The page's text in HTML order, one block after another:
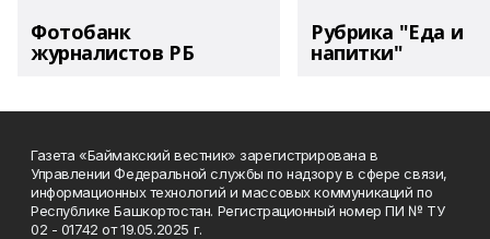
Фотобанк
журналистов РБ
Рубрика "Еда и
напитки"
Газета «Баймакский вестник» зарегистрирована в
Управлении Федеральной службы по надзору в сфере связи,
информационных технологий и массовых коммуникаций по
Республике Башкортостан. Регистрационный номер ПИ № ТУ
02 - 01742 от 19.05.2025 г.